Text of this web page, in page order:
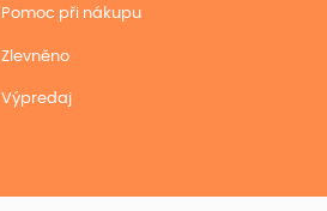
Pomoc při nákupu
Zlevněno
Výpredaj